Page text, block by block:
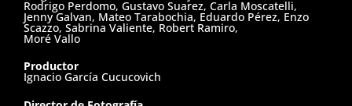
p
o
Rodrigo Perdomo, Gustavo Suarez, Carla Moscatelli,
Jenny Galvan, Mateo Tarabochia, Eduardo Pérez, Enzo
Scazzo, Sabrina Valiente, Robert Ramiro,
Moré Vallo
Productor
Ignacio García Cucucovich